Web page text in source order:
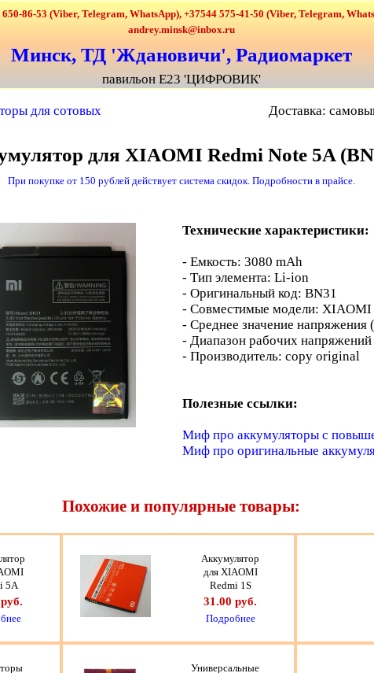
650-86-53 (Viber, Telegram, WhatsApp), +37544 575-41-50 (Viber, Telegram,
andrey.minsk@inbox.ru
Минск, ТД 'Ждановичи', Радиомаркет
павильон Е23 'ЦИФРОВИК'
для сотовых Доставка:
для XIAOMI Redmi Note 5A
При покупке от 150 рублей действует система скидок. Подробности в прайсе.
Технические характеристики:
- Емкость: 3080 mAh
- Тип элемента: Li-ion
- Оригинальный код: BN31
- Совместимые модели: XIAOMI
- Среднее значение напряжения
- Диапазон рабочих
- Производитель: copy original
Полезные ссылки:
Миф про аккумуляторы с
Миф про оригинальные
Похожие и популярные товары:
5A
Аккумулятор
для XIAOMI
Redmi 1S
31.00 руб.
Подробнее
Универсальные